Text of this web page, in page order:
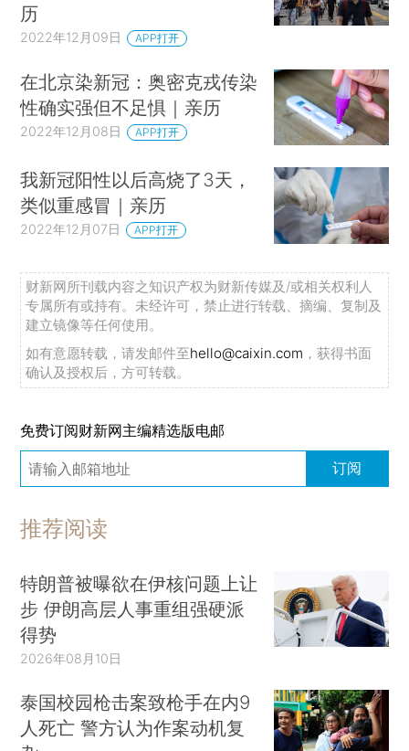
历
2022年12月09日 APP打开
在北京染新冠：奥密克戎传染
性确实强但不足惧｜亲历
2022年12月08日 APP打开
我新冠阳性以后高烧了3天，
类似重感冒｜亲历
2022年12月07日 APP打开
财新网所刊载内容之知识产权为财新传媒及/或相关权利人
专属所有或持有。未经许可，禁止进行转载、摘编、复制及
建立镜像等任何使用。
如有意愿转载，请发邮件至hello@caixin.com ，获得书面
确认及授权后，方可转载。
免费订阅财新网主编精选版电邮
订阅
推荐阅读
特朗普被曝欲在伊核问题上让
步 伊朗高层人事重组强硬派
得势
2026年08月10日
泰国校园枪击案致枪手在内9
人死亡 警方认为作案动机复